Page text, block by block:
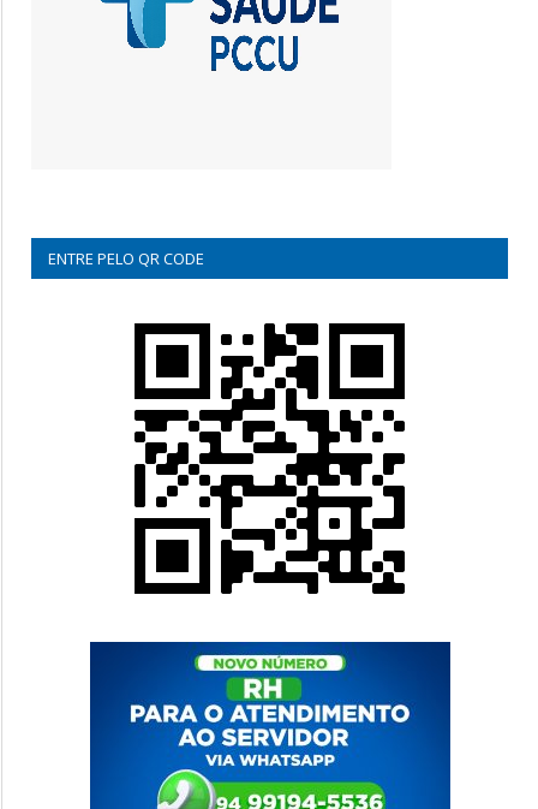
ENTRE PELO QR CODE